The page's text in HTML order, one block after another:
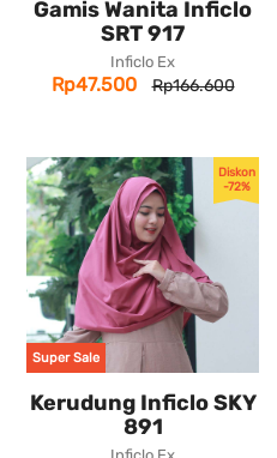
Gamis Wanita Inficlo
SRT 917
Inficlo Ex
Rp47.500 Rp166.600
Diskon
-72%
Super Sale
Kerudung Inficlo SKY
891